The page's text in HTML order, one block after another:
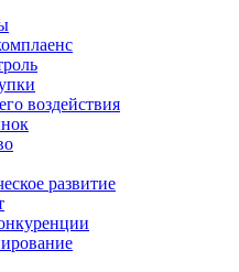
воздействия
развитие